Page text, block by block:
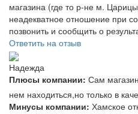
магазина (где то р-не м.
неадекватное отношение при
позвонить и сообщить о
Ответить на отзыв
Надежда
Плюсы компании: Сам
нем находиться,но только в
Минусы компании: Хамское